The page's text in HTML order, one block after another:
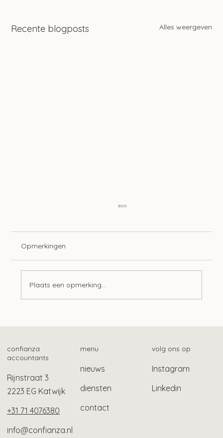
Recente blogposts Alles weergeven
Opmerkingen
Plaats een opmerking...
confianza
accountants
Rijnstraat 3
2223 EG Katwijk
+31 71 4076380
info@confianza.nl
menu
nieuws
diensten
contact
volg ons op
Instagram
Linkedin